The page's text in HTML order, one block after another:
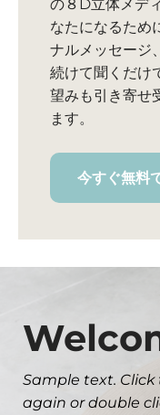
の８D立体メデ
なたになるため
ナルメッセージ
続けて聞くだけ
望みも引き寄せ
ます。
今すぐ無料
Sample text.
again or double